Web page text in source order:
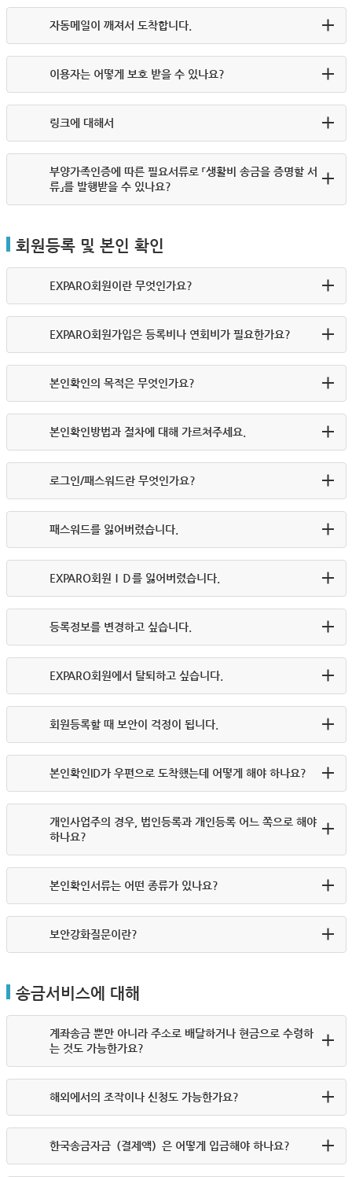
자동메일이 깨져서 도착합니다.
이용자는 어떻게 보호 받을 수 있나요?
링크에 대해서
부양가족인증에 따른 필요서류로 「생활비 송금을 증명할 서
류」를 발행받을 수 있나요?
회원등록 및 본인 확인
EXPARO회원이란 무엇인가요?
EXPARO회원가입은 등록비나 연회비가 필요한가요?
본인확인의 목적은 무엇인가요?
본인확인방법과 절차에 대해 가르쳐주세요.
로그인/패스워드란 무엇인가요?
패스워드를 잃어버렸습니다.
EXPARO회원ＩＤ를 잃어버렸습니다.
등록정보를 변경하고 싶습니다.
EXPARO회원에서 탈퇴하고 싶습니다.
회원등록할 때 보안이 걱정이 됩니다.
본인확인ID가 우편으로 도착했는데 어떻게 해야 하나요?
개인사업주의 경우, 법인등록과 개인등록 어느 쪽으로 해야
하나요?
본인확인서류는 어떤 종류가 있나요?
보안강화질문이란?
송금서비스에 대해
계좌송금 뿐만 아니라 주소로 배달하거나 현금으로 수령하
는 것도 가능한가요?
해외에서의 조작이나 신청도 가능한가요?
한국송금자금（결제액）은 어떻게 입금해야 하나요?